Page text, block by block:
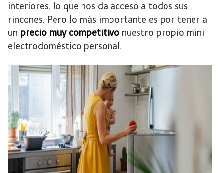
interiores, lo que nos da acceso a todos sus
rincones. Pero lo más importante es por tener a
un precio muy competitivo nuestro propio mini
electrodoméstico personal.